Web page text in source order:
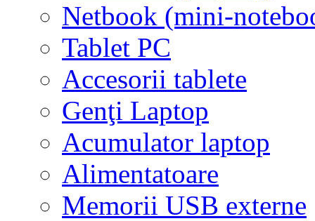
Netbook (mini-
Tablet PC
Accesorii tablete
Genţi Laptop
Acumulator laptop
Alimentatoare
Memorii USB externe